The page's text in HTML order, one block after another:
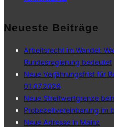
Neueste Beiträge
Arbeitsrecht im Wandel:
Bundesregierung bedeutet
Neue Verjährungsfrist für
01.07.2026
Neue Streitwertgrenze
Probezeitvereinbarung im
Neue Adresse in Mainz